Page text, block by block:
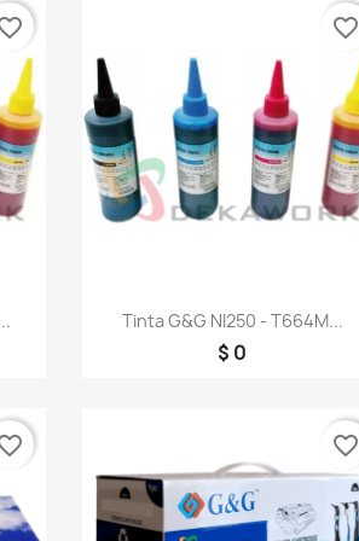
Vista rápida
Tinta G&g NI250 - T664M...
$ 0
favorite_border
favorite_border